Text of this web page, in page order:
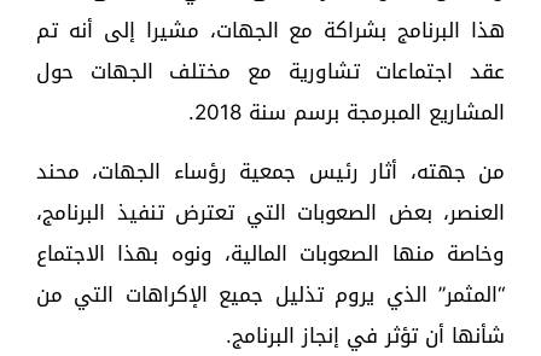
هذا البرنامج بشراكة مع الجهات، مشيرا إلى أنه تم
عقد اجتماعات تشاورية مع مختلف الجهات حول
المشاريع المبرمجة برسم سنة 2018.
من جهته، أثار رئيس جمعية رؤساء الجهات، محند
العنصر، بعض الصعوبات التي تعترض تنفيذ البرنامج،
وخاصة منها الصعوبات المالية، ونوه بهذا الاجتماع
“المثمر” الذي يروم تذليل جميع الإكراهات التي من
شأنها أن تؤثر في إنجاز البرنامج.